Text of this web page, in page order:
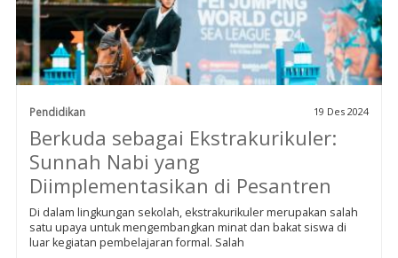
Pendidikan 19 Des 2024
Berkuda sebagai Ekstrakurikuler:
Sunnah Nabi yang
Diimplementasikan di Pesantren
Di dalam lingkungan sekolah, ekstrakurikuler merupakan salah
satu upaya untuk mengembangkan minat dan bakat siswa di
luar kegiatan pembelajaran formal. Salah